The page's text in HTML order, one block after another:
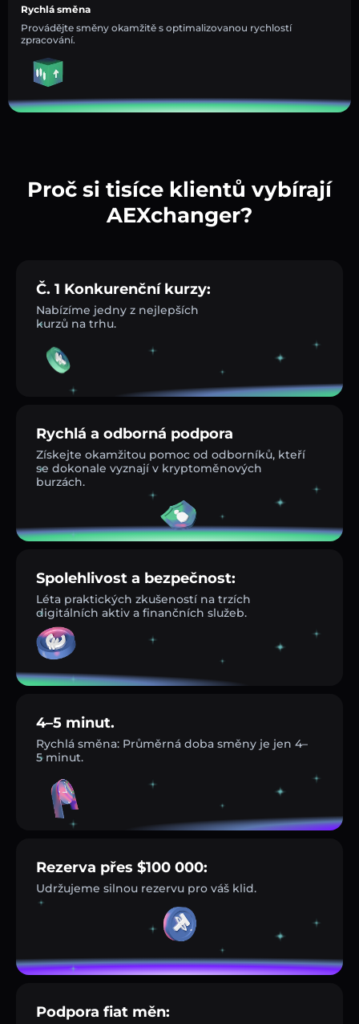
Rychlá směna
Provádějte směny okamžitě s optimalizovanou rychlostí
zpracování.
Proč si tisíce klientů vybírají
AEXchanger?
Č. 1 Konkurenční kurzy:
Nabízíme jedny z nejlepších
kurzů na trhu.
Rychlá a odborná podpora
Získejte okamžitou pomoc od odborníků, kteří
se dokonale vyznají v kryptoměnových
burzách.
Spolehlivost a bezpečnost:
Léta praktických zkušeností na trzích
digitálních aktiv a finančních služeb.
4–5 minut.
Rychlá směna: Průměrná doba směny je jen 4–
5 minut.
Rezerva přes $100 000:
Udržujeme silnou rezervu pro váš klid.
Podpora fiat měn: